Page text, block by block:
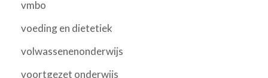
vmbo
voeding en dietetiek
volwassenenonderwijs
voortgezet onderwijs